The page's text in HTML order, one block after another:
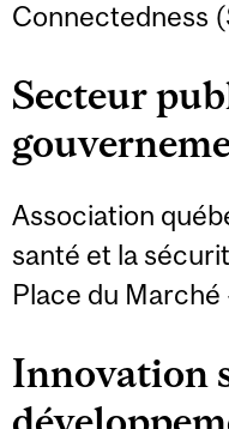
Connectedness
Secteur
Association
santé et la
Place du
Innovation